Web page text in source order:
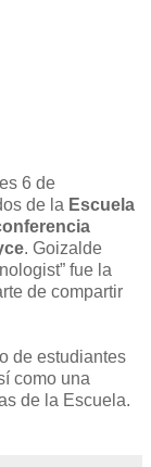
6 de
de la Escuela
. Goizalde
fue la
de compartir
de estudiantes
como una
de la Escuela.